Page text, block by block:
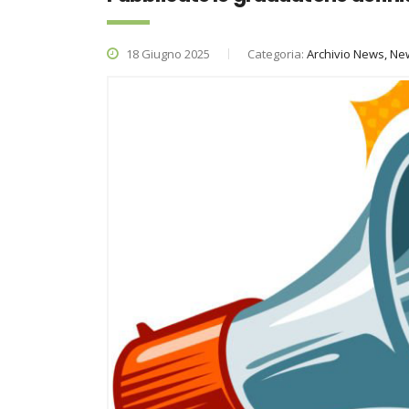
18 Giugno 2025 Categoria: Archivio News,